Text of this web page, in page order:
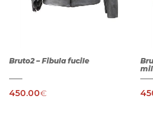
Bruto2 – Fibula fucile
450.00€